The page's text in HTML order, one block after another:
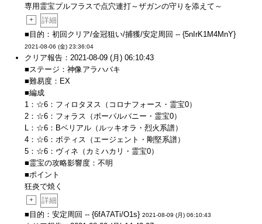
専用霊宝プルフラスで点穴連打～ザガンの守りを添えて～
+
詳細
■目的：初回クリア/金冠狙い/捕獲/安定周回 -- {5nIrK1M4MnY}
2021-08-06 (金) 23:36:04
クリア報告：2021-08-09 (月) 06:10:43
■ステージ：神像アラハバキ
■難易度：EX
■編成
1：☆6：フィロタヌス（コロナフォース・霊宝0）
2：☆6：フォラス（ボーパルバニー・霊宝0）
L：☆6：Bベリアル（ルッキオラ・烈火系譜）
4：☆6：ボティス（エージェント・剛堅系譜）
5：☆6：ヴィネ（カミハカリ・霊宝0）
■霊宝の攻略影響度：不明
■ポイント
狂炎で焼く
+
詳細
■目的：安定周回 -- {6fA7ATi/O1s} 2021-08-09 (月) 06:10:43